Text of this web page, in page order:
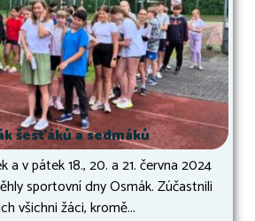
šesťáků a sedmáků
a v pátek 18., 20. a 21. června 2024
sportovní dny Osmák. Zúčastnili
všichni žáci, kromě...